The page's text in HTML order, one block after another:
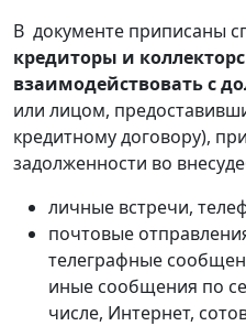
В документе приписаны
кредиторы и
взаимодействовать с
или лицом,
кредитному договору),
задолженности во
личные встречи,
почтовые
телеграфные
иные сообщения по
числе, Интернет,